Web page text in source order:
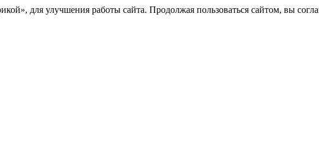
для улучшения работы сайта. Продолжая пользоваться сайтом, вы